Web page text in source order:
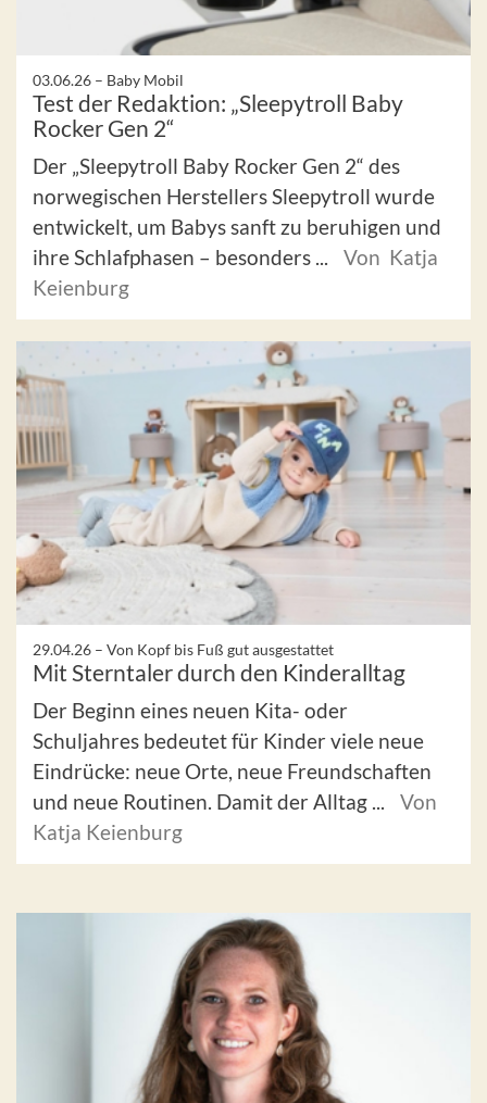
03.06.26 – Baby Mobil
Test der Redaktion: „Sleepytroll Baby
Rocker Gen 2“
Der „Sleepytroll Baby Rocker Gen 2“ des
norwegischen Herstellers Sleepytroll wurde
entwickelt, um Babys sanft zu beruhigen und
ihre Schlafphasen – besonders ...
Von Katja
Keienburg
29.04.26 – Von Kopf bis Fuß gut ausgestattet
Mit Sterntaler durch den Kinderalltag
Der Beginn eines neuen Kita- oder
Schuljahres bedeutet für Kinder viele neue
Eindrücke: neue Orte, neue Freundschaften
und neue Routinen. Damit der Alltag ...
Von
Katja Keienburg